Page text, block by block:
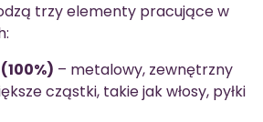
trzy elementy pracujące w
– metalowy, zewnętrzny
cząstki, takie jak włosy, pyłki